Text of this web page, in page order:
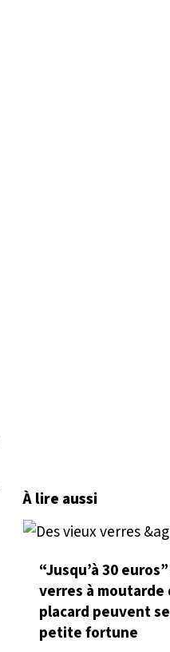
À lire aussi
“Jusqu’à 30
verres à moutarde
placard peuvent
petite fortune